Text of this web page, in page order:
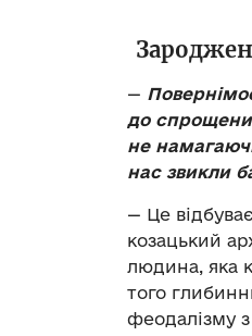
—
до
не
нас звикли
— Це
козацький
людина, яка
того
феодалізму